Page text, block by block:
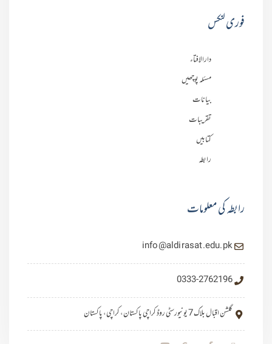
فوری لنکس
دارالافتاء
مسئلہ پوچھیں
بیانات
تقریبات
کتابیں
رابطہ
رابطہ کی معلومات
info@aldirasat.edu.pk
0333-2762196
گلشن اقبال بلاک 7 یونیورسٹی روڈ کراچی پاکستان، کراچی، پاکستان